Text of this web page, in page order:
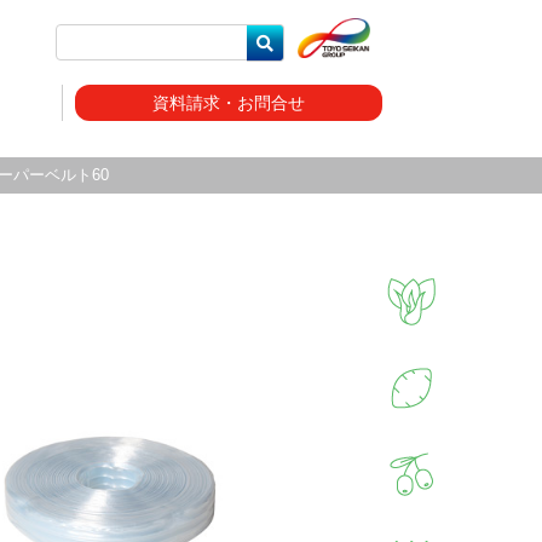
資料請求・お問合せ
パーベルト60